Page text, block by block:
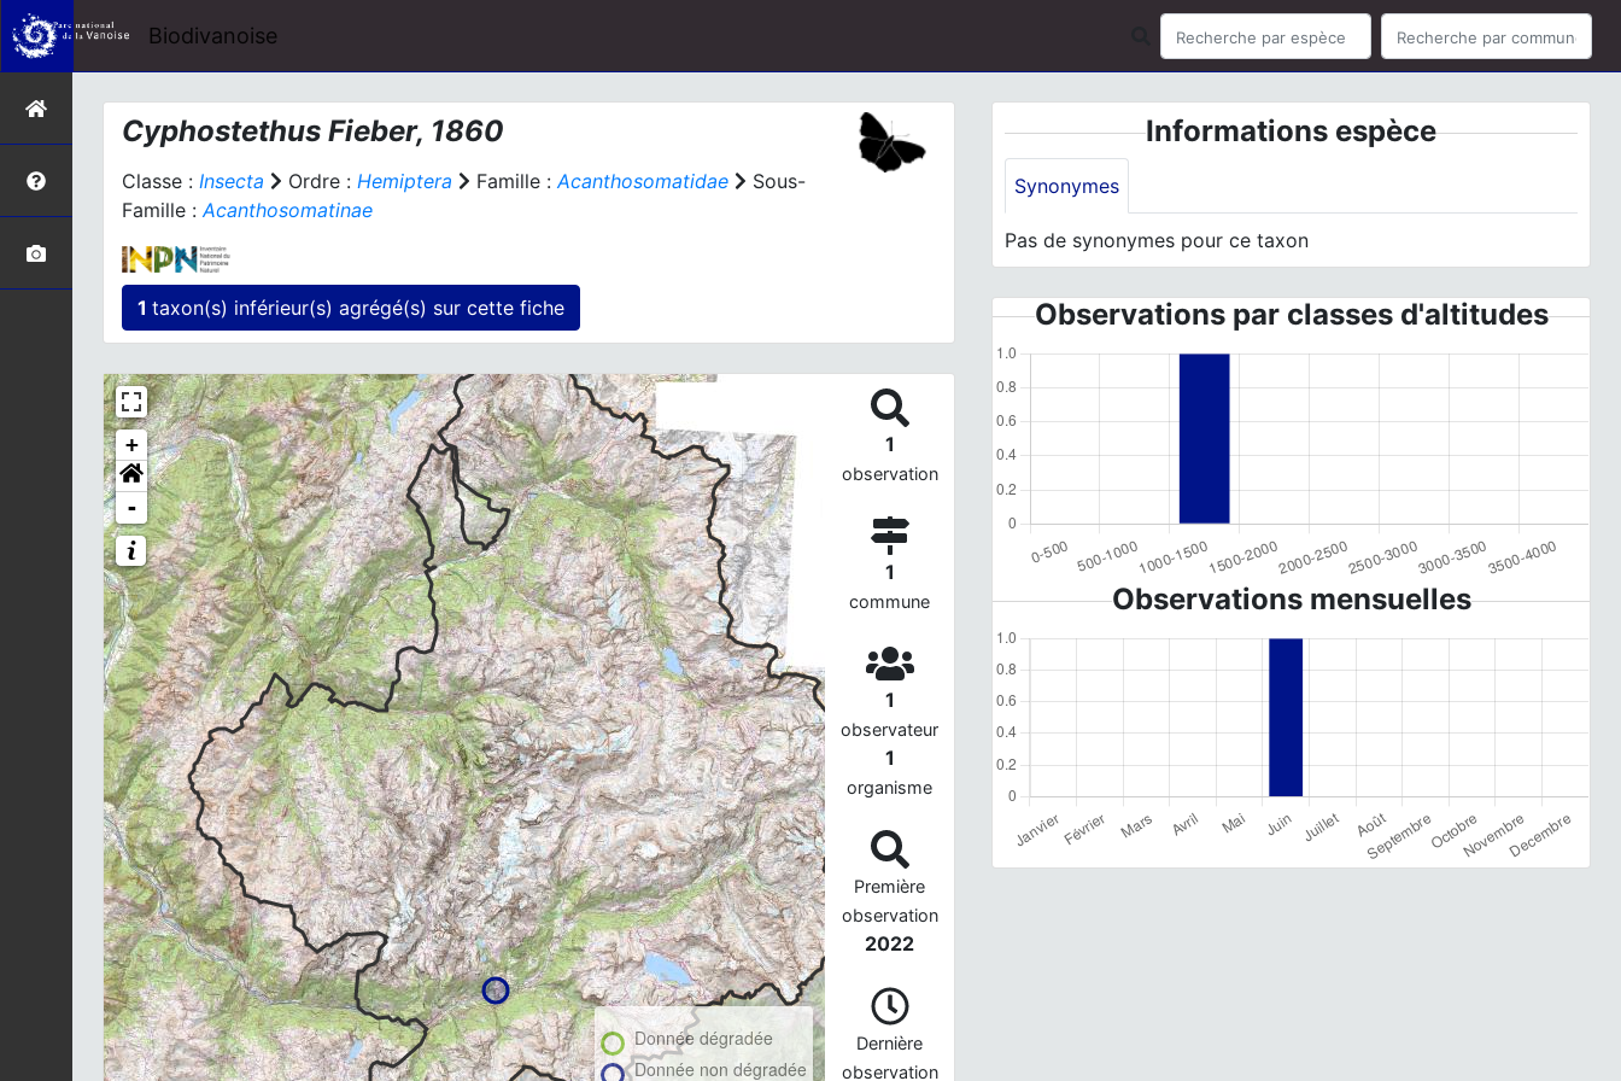
Biodivanoise
Cyphostethus Fieber, 1860
Classe : Insecta Ordre : Hemiptera Famille :Acanthosomatidae
Sous-
Famille :Acanthosomatinae
1 taxon(s) inférieur(s) agrégé(s) sur cette fiche
+
-
Donnée dégradée
Donnée non dégradée
1
observation
1
commune
1
observateur
1
organisme
Première
observation
2022
Dernière
observation
Informations espèce
Synonymes
Pas de synonymes pour ce taxon
Observations par classes d'altitudes
Observations mensuelles